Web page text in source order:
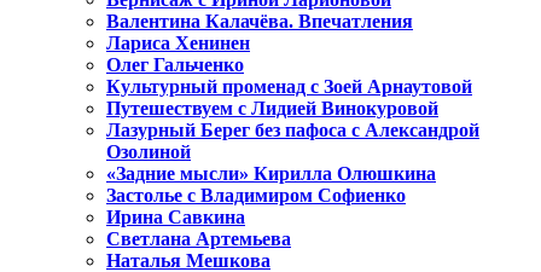
Валентина Калачёва. Впечатления
Лариса Хенинен
Олег Гальченко
Культурный променад с Зоей Арнаутовой
Путешествуем с Лидией Винокуровой
Лазурный Берег без пафоса с Александрой
Озолиной
«Задние мысли» Кирилла Олюшкина
Застолье с Владимиром Софиенко
Ирина Савкина
Светлана Артемьева
Наталья Мешкова